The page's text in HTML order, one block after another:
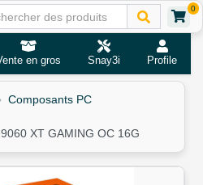
0
en gros Snay3i Profile
Composants PC
XT GAMING OC 16G